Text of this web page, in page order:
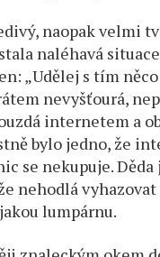
naopak velmi
naléhavá
„Udělej s tím
nevyšťourá,
internetem a
bylo jedno, že
se nekupuje. Děda
nehodlá
lumpárnu.